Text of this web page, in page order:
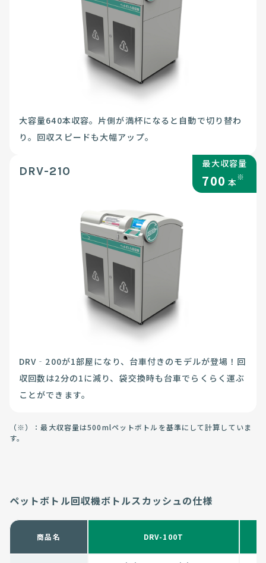
大容量640本収容。片側が満杯になると自動で切り替わ
り。回収スピードも大幅アップ。
DRV-210
DRV‐200が1部屋になり、台車付きのモデルが登場！回
収回数は2分の1に減り、袋交換時も台車でらくらく運ぶ
ことができます。
最大収容量
700 本※
（※）：最大収容量は500mlペットボトルを基準にして計算していま
す。
ペットボトル回収機ボトルスカッシュの仕様
商品名 DRV-100T